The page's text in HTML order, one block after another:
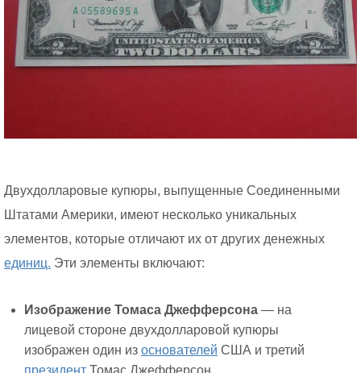
Двухдолларовые купюры, выпущенные Соединенными
Штатами Америки, имеют несколько уникальных
элементов, которые отличают их от других денежных
единиц. Эти элементы включают:
Изображение Томаса Джефферсона — на
лицевой стороне двухдолларовой купюры
изображен один из основателей США и третий
президент Томас Джефферсон.